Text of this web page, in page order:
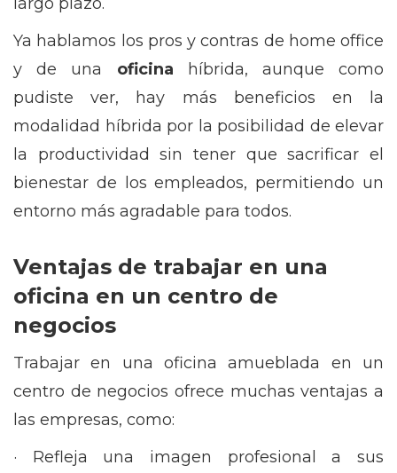
Ya hablamos los pros y contras de home office
y de una oficina
híbrida, aunque como
pudiste ver, hay más beneficios en la
modalidad híbrida por la posibilidad de elevar
la productividad sin tener que sacrificar el
bienestar de los empleados, permitiendo un
entorno más agradable para todos.
Ventajas de trabajar en una
oficina en un centro de
negocios
Trabajar en una oficina amueblada en un
centro de negocios ofrece muchas ventajas a
las empresas, como:
· Refleja una imagen profesional a sus